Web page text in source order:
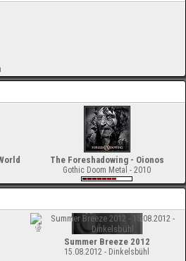
The Foreshadowing - Oionos
Gothic Doom Metal - 2010
Summer Breeze 2012
15.08.2012 - Dinkelsbühl